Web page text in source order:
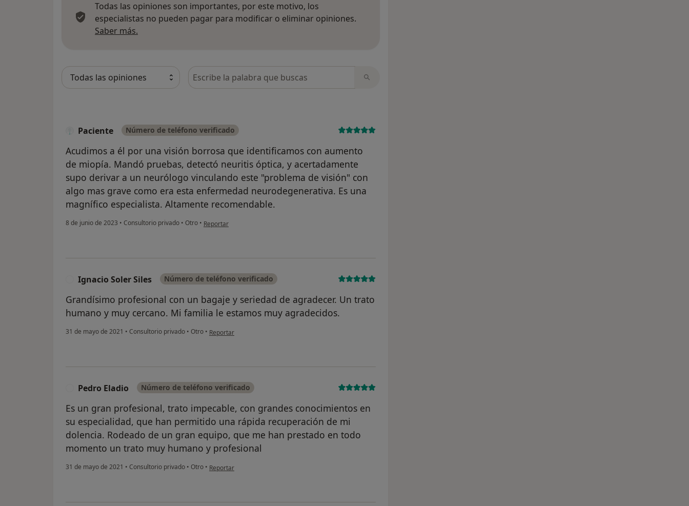
Todas las opiniones son importantes, por este motivo, los
especialistas no pueden pagar para modificar o eliminar opiniones.
Saber más.
Busca en opiniones
Paciente Número de teléfono verificado
Acudimos a él por una visión borrosa que identificamos con aumento
de miopía. Mandó pruebas, detectó neuritis óptica, y acertadamente
supo derivar a un neurólogo vinculando este "problema de visión" con
algo mas grave como era esta enfermedad neurodegenerativa. Es una
magnífico especialista. Altamente recomendable.
8 de junio de 2023 • Consultorio privado • Otro • en opinión del usuario Paciente
Reportar
Ignacio Soler Siles Número de teléfono verificado
Grandísimo profesional con un bagaje y seriedad de agradecer. Un trato
humano y muy cercano. Mi familia le estamos muy agradecidos.
31 de mayo de 2021 • Consultorio privado • Otro • en opinión del usuario Ignacio Soler Siles
Reportar
Pedro Eladio Número de teléfono verificado
Es un gran profesional, trato impecable, con grandes conocimientos en
su especialidad, que han permitido una rápida recuperación de mi
dolencia. Rodeado de un gran equipo, que me han prestado en todo
momento un trato muy humano y profesional
31 de mayo de 2021 • Consultorio privado • Otro • en opinión del usuario Pedro Eladio
Reportar